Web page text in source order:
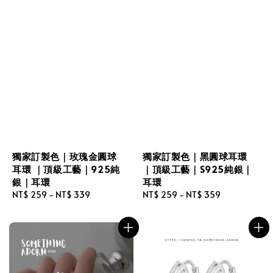
獨家訂製色｜玫瑰金圓球
耳環 ｜頂級工藝｜925純
銀｜耳環
Regular
NT$ 259 - NT$ 339
獨家訂製色｜黑圓球耳環
｜頂級工藝｜S925純銀｜
耳環
Regular
NT$ 259 - NT$ 359